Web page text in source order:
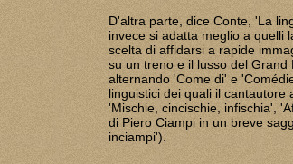
D'altra parte, dice Conte, 'La
invece si adatta meglio a quelli
scelta di affidarsi a rapide
su un treno e il lusso del
alternando 'Come di' e
linguistici dei quali il
'Mischie, cincischie, infischia',
di Piero Ciampi in un breve
inciampi').